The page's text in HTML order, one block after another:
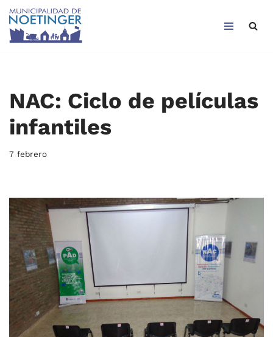
Saltar
NAC: Ciclo de películas
infantiles
7 febrero